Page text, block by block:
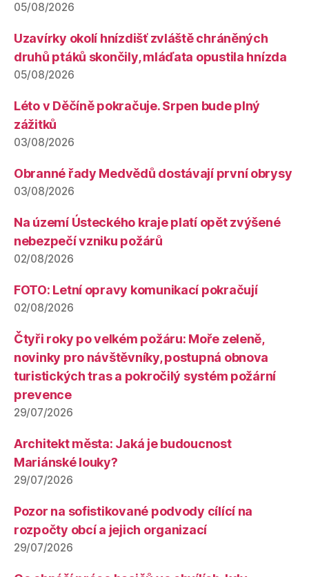
05/08/2026
Uzavírky okolí hnízdišť zvláště chráněných
druhů ptáků skončily, mláďata opustila hnízda
05/08/2026
Léto v Děčíně pokračuje. Srpen bude plný
zážitků
03/08/2026
Obranné řady Medvědů dostávají první obrysy
03/08/2026
Na území Ústeckého kraje platí opět zvýšené
nebezpečí vzniku požárů
02/08/2026
FOTO: Letní opravy komunikací pokračují
02/08/2026
Čtyři roky po velkém požáru: Moře zeleně,
novinky pro návštěvníky, postupná obnova
turistických tras a pokročilý systém požární
prevence
29/07/2026
Architekt města: Jaká je budoucnost
Mariánské louky?
29/07/2026
Pozor na sofistikované podvody cílící na
rozpočty obcí a jejich organizací
29/07/2026